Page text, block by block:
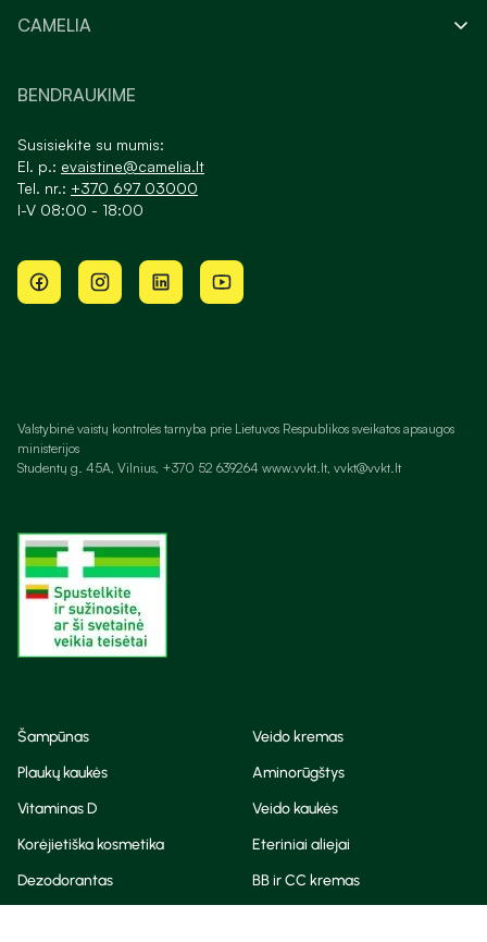
CAMELIA
BENDRAUKIME
Susisiekite su mumis:
El. p.: evaistine@camelia.lt
Tel. nr.: +370 697 03000
I-V 08:00 - 18:00
Valstybinė vaistų kontrolės tarnyba prie Lietuvos Respublikos sveikatos apsaugos
ministerijos
Studentų g. 45A, Vilnius, +370 52 639264 www.vvkt.lt, vvkt@vvkt.lt
Šampūnas
Veido kremas
Plaukų kaukės
Aminorūgštys
Vitaminas D
Veido kaukės
Korėjietiška kosmetika
Eteriniai aliejai
Dezodorantas
BB ir CC kremas